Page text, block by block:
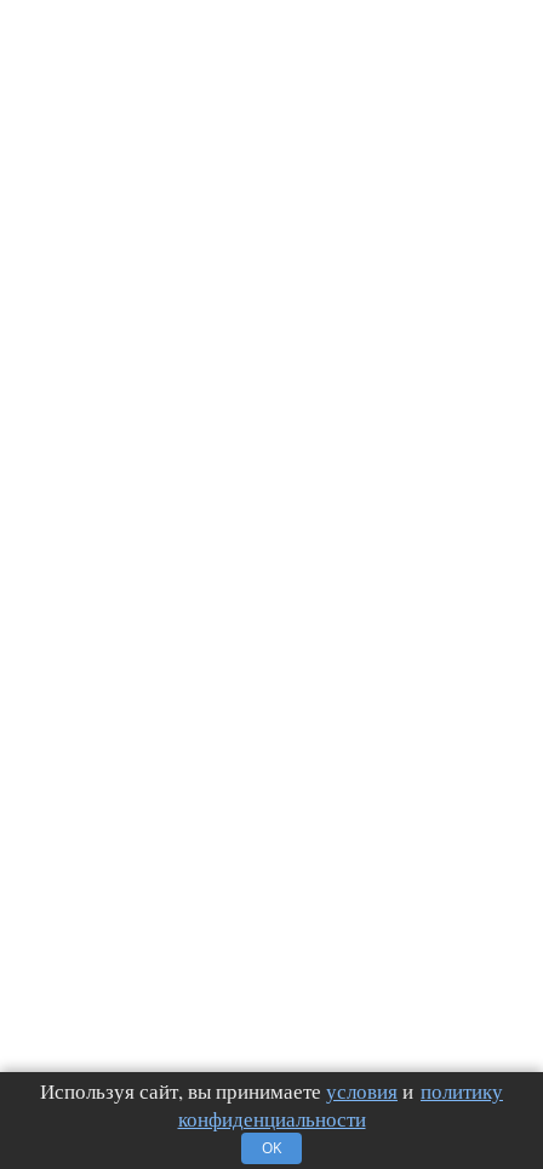
Используя сайт, вы принимаете условияи политику
конфиденциальности
OK